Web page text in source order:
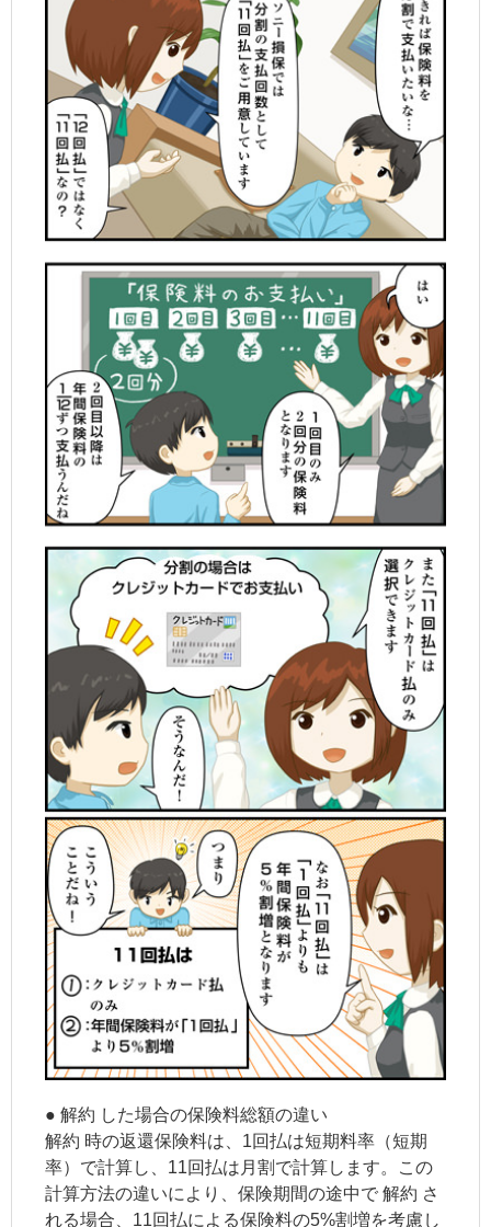
● 解約 した場合の保険料総額の違い
解約 時の返還保険料は、1回払は短期料率（短期
率）で計算し、11回払は月割で計算します。この
計算方法の違いにより、保険期間の途中で 解約 さ
れる場合、11回払による保険料の5%割増を考慮し